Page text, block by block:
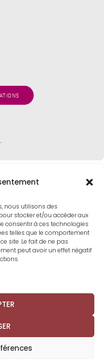
nous utilisons des
stocker et/ou accéder aux
consentir à ces technologies
telles que le comportement
site. Le fait de ne pas
peut avoir un effet négatif
réservés. |Mentions Légales /
Digital